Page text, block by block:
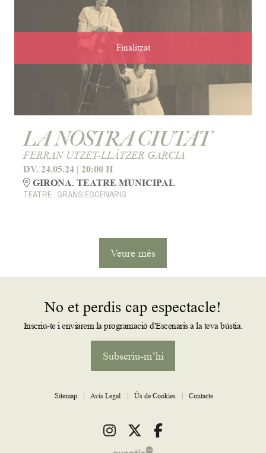
Finalitzat
LA NOSTRA CIUTAT
FERRAN UTZET-LLÀTZER GARCIA
DV. 24.05.24 | 20:00 H
GIRONA. TEATRE MUNICIPAL
TEATRE GRANS ESCENARIS
Veure més
No et perdis cap espectacle!
Inscriu-te i enviarem la programació d'Escenaris a la teva bústia.
Subscriu-m’hi
Sitemap | Avís Legal | Ús de Cookies | Contacte
Link a instagram
Link a twitter
Link a facebook